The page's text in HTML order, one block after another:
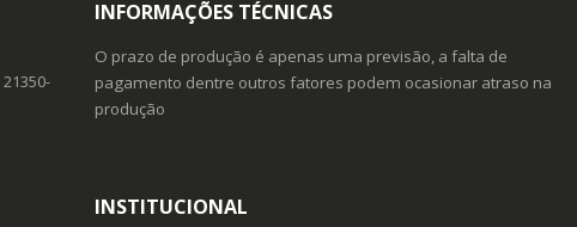
21350-
INFORMAÇÕES TÉCNICAS
O prazo de produção é apenas uma previsão, a falta de
pagamento dentre outros fatores podem ocasionar atraso na
produção
INSTITUCIONAL